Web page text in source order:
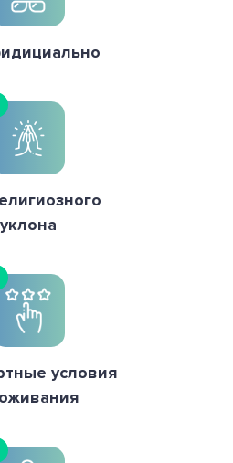
уклона
условия